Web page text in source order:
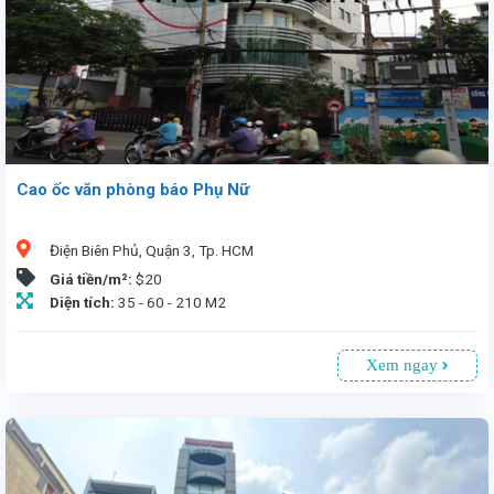
Cao ốc văn phòng báo Phụ Nữ
Điện Biên Phủ, Quận 3, Tp. HCM
Giá tiền/m²: $20
Diện tích: 35 - 60 - 210 M2
Xem ngay